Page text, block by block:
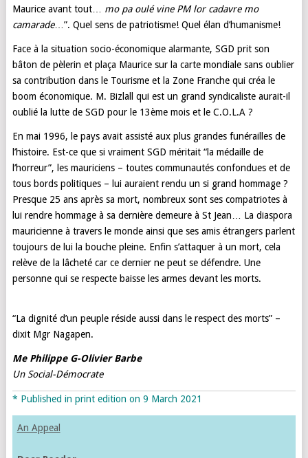
Maurice avant tout… mo pa oulé vine PM lor cadavre mo
camarade…”. Quel sens de patriotisme! Quel élan d’humanisme!
Face à la situation socio-économique alarmante, SGD prit son
bâton de pèlerin et plaça Maurice sur la carte mondiale sans oublier
sa contribution dans le Tourisme et la Zone Franche qui créa le
boom économique. M. Bizlall qui est un grand syndicaliste aurait-il
oublié la lutte de SGD pour le 13ème mois et le C.O.L.A ?
En mai 1996, le pays avait assisté aux plus grandes funérailles de
l’histoire. Est-ce que si vraiment SGD méritait “la médaille de
l’horreur”, les mauriciens – toutes communautés confondues et de
tous bords politiques – lui auraient rendu un si grand hommage ?
Presque 25 ans après sa mort, nombreux sont ses compatriotes à
lui rendre hommage à sa dernière demeure à St Jean… La diaspora
mauricienne à travers le monde ainsi que ses amis étrangers parlent
toujours de lui la bouche pleine. Enfin s’attaquer à un mort, cela
relève de la lâcheté car ce dernier ne peut se défendre. Une
personne qui se respecte baisse les armes devant les morts.
“La dignité d’un peuple réside aussi dans le respect des morts” –
dixit Mgr Nagapen.
Me Philippe G-Olivier Barbe
Un Social-Démocrate
* Published in print edition on 9 March 2021
An Appeal